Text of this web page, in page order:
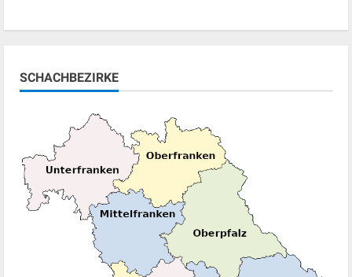
SCHACHBEZIRKE